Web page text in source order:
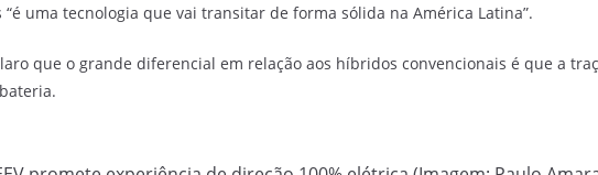
“é uma tecnologia que vai transitar de forma sólida na América Latina”.
que o grande diferencial em relação aos híbridos convencionais é que a